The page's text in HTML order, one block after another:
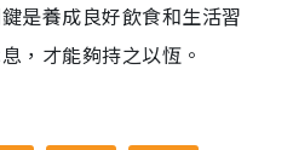
是養成良好飲食和生活習
，才能夠持之以恆。